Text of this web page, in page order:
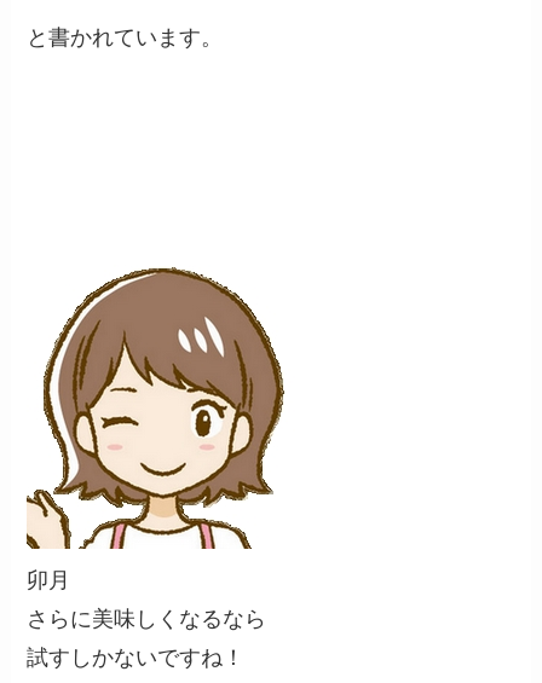
と書かれています。
卯月
さらに美味しくなるなら
試すしかないですね！